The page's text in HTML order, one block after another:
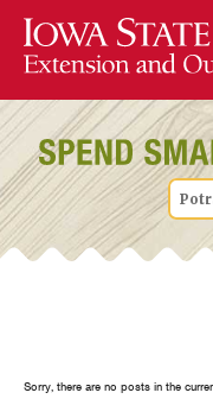
Sorry, there are no posts in the